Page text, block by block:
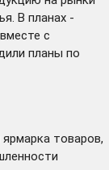
В планах -
с
планы по
товаров,